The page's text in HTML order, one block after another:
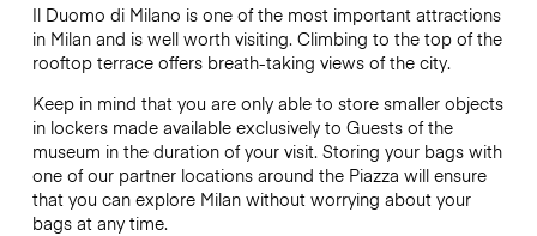
Il Duomo di Milano is one of the most important attractions
in Milan and is well worth visiting. Climbing to the top of the
rooftop terrace offers breath-taking views of the city.
Keep in mind that you are only able to store smaller objects
in lockers made available exclusively to Guests of the
museum in the duration of your visit. Storing your bags with
one of our partner locations around the Piazza will ensure
that you can explore Milan without worrying about your
bags at any time.